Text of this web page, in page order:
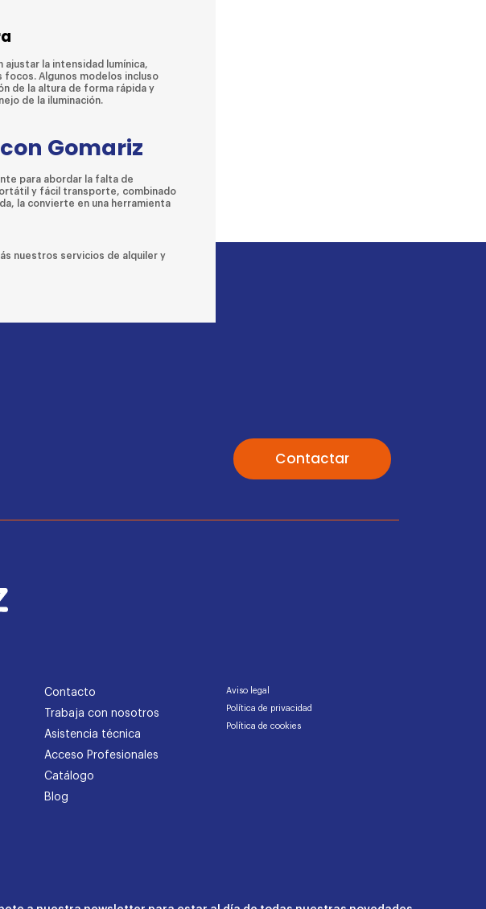
la intensidad lumínica,
focos. Algunos modelos incluso
de la altura de forma rápida y
de la iluminación.
Gomariz
para abordar la falta de
y fácil transporte, combinado
la convierte en una herramienta
nuestros servicios de alquiler y
Contactar
Contacto
Trabaja con nosotros
Asistencia técnica
Acceso Profesionales
Catálogo
Blog
Aviso legal
Política de privacidad
Política de cookies